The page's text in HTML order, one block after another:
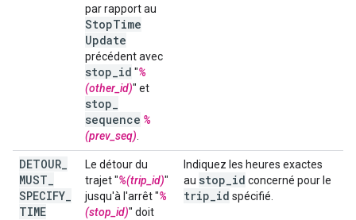
par rapport au
StopTime
Update
précédent avec
stop id "%
(other_id)" et
stop
sequence %
(prev_seq)
DETOUR
MUST
SPECIFY
TIME
Le détour du
trajet "%(trip_id)"
jusqu'à l'arrêt "%
(stop_id)" doit
Indiquez les heures exactes
au stop id concerné pour le
trip id spécifié.